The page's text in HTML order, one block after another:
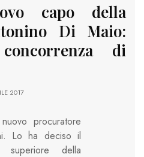
capo della
Di Maio:
di
2017
procuratore
Lo ha deciso il
superiore della